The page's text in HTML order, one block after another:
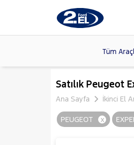
Tüm
Markalar
Modeller
Kasalar
Satılık Peugeot
Ana Sayfa
İkinci El
PEUGEOT x